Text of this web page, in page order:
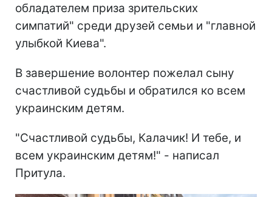
обладателем приза зрительских
симпатий" среди друзей семьи и "главной
улыбкой Киева".
В завершение волонтер пожелал сыну
счастливой судьбы и обратился ко всем
украинским детям.
"Счастливой судьбы, Калачик! И тебе, и
всем украинским детям!" - написал
Притула.